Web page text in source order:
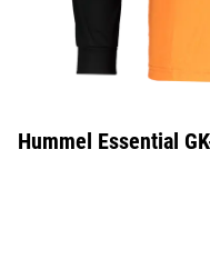
Hummel Essential